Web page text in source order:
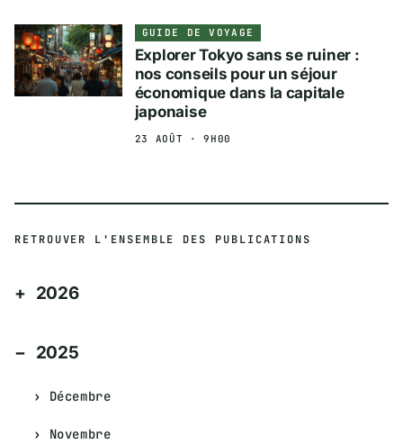
GUIDE DE VOYAGE
Explorer Tokyo sans se ruiner :
nos conseils pour un séjour
économique dans la capitale
japonaise
23 AOÛT · 9H00
RETROUVER L'ENSEMBLE DES PUBLICATIONS
2026
2025
Décembre
Novembre